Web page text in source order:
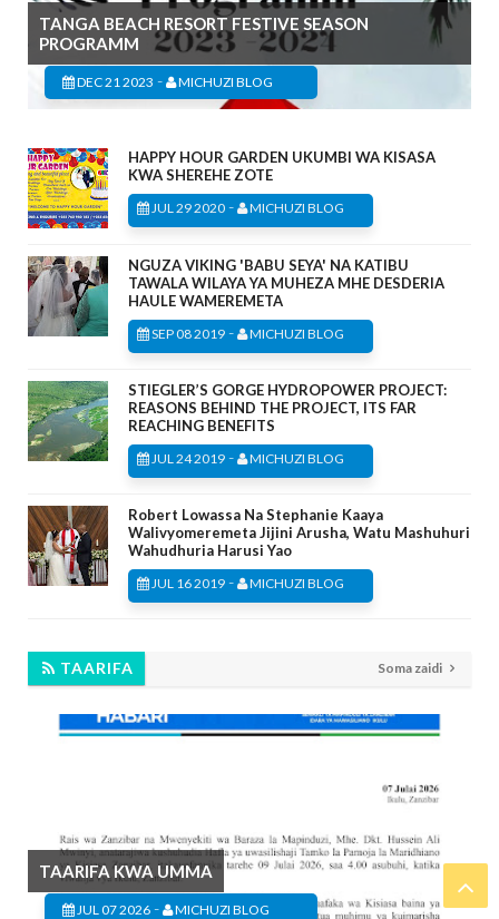
TANGA BEACH RESORT FESTIVE SEASON
PROGRAMM
DEC 21 2023 - MICHUZI BLOG
HAPPY HOUR GARDEN UKUMBI WA KISASA
KWA SHEREHE ZOTE
JUL 29 2020 - MICHUZI BLOG
NGUZA VIKING 'BABU SEYA' NA KATIBU
TAWALA WILAYA YA MUHEZA MHE DESDERIA
HAULE WAMEREMETA
SEP 08 2019 - MICHUZI BLOG
STIEGLER’S GORGE HYDROPOWER PROJECT:
REASONS BEHIND THE PROJECT, ITS FAR
REACHING BENEFITS
JUL 24 2019 - MICHUZI BLOG
Robert Lowassa Na Stephanie Kaaya
Walivyomeremeta Jijini Arusha, Watu Mashuhuri
Wahudhuria Harusi Yao
JUL 16 2019 - MICHUZI BLOG
TAARIFA Soma zaidi
TAARIFA KWA UMMA
JUL 07 2026 - MICHUZI BLOG